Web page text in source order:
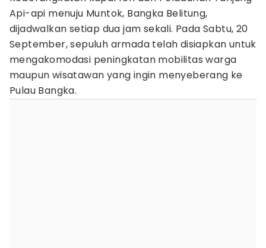
Api-api menuju Muntok, Bangka Belitung,
dijadwalkan setiap dua jam sekali. Pada Sabtu, 20
September, sepuluh armada telah disiapkan untuk
mengakomodasi peningkatan mobilitas warga
maupun wisatawan yang ingin menyeberang ke
Pulau Bangka.